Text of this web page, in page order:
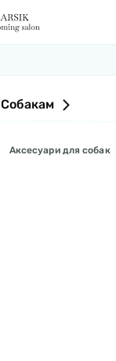
Собакам
Аксесуари для собак